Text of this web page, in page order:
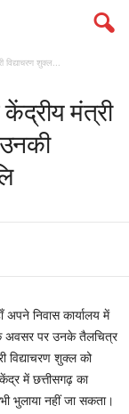
विद्याचरण शुक्ल...
मंत्री
निवास कार्यालय में
के अवसर पर उनके तैलचित्र
विद्याचरण शुक्ल को
में छत्तीसगढ़ का
भुलाया नहीं जा सकता।